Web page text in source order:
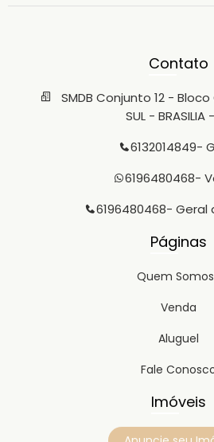
Contato
SMDB Conjunto 12 - Bloco
SUL - BRASILIA
6132014849-
6196480468-
6196480468- Geral
Páginas
Quem
Venda
Aluguel
Fale
Imóveis